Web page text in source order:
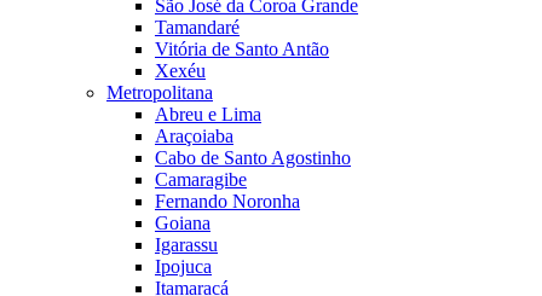
São José da Coroa Grande
Tamandaré
Vitória de Santo Antão
Xexéu
Metropolitana
Abreu e Lima
Araçoiaba
Cabo de Santo Agostinho
Camaragibe
Fernando Noronha
Goiana
Igarassu
Ipojuca
Itamaracá